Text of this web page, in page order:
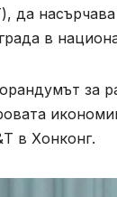
да
в
за
в Хонконг.